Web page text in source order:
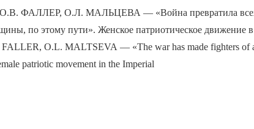
О.Л. МАЛЬЦЕВА — «Война превратила
по этому пути». Женское патриотическое движение
FALLER, O.L. MALTSEVA — «The war has made fighters of
patriotic movement in the Imperial